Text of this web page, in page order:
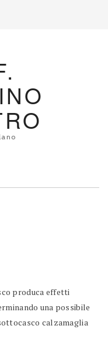
produca effetti
una possibile
calzamaglia